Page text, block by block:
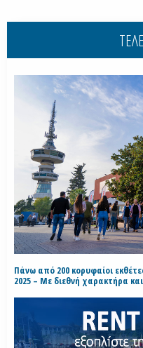
Πάνω από 200 κορυφαίοι
2025 – Με διεθνή χαρακτήρα